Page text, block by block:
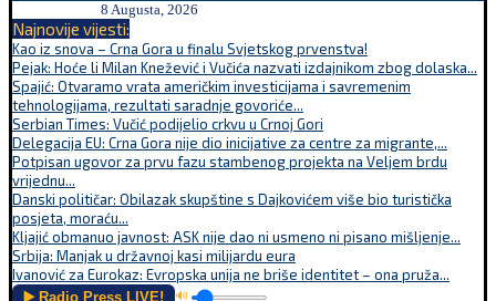
8 Augusta, 2026
Najnovije vijesti:
Kao iz snova – Crna Gora u finalu Svjetskog prvenstva!
Pejak: Hoće li Milan Knežević i Vučića nazvati izdajnikom zbog dolaska...
Spajić: Otvaramo vrata američkim investicijama i savremenim
tehnologijama, rezultati saradnje govoriće...
Serbian Times: Vučić podijelio crkvu u Crnoj Gori
Delegacija EU: Crna Gora nije dio inicijative za centre za migrante,...
Potpisan ugovor za prvu fazu stambenog projekta na Veljem brdu
vrijednu...
Danski političar: Obilazak skupštine s Dajkovićem više bio turistička
posjeta, moraću...
Kljajić obmanuo javnost: ASK nije dao ni usmeno ni pisano mišljenje...
Srbija: Manjak u državnoj kasi milijardu eura
Ivanović za Eurokaz: Evropska unija ne briše identitet – ona pruža...
▶️ Radio Press LIVE! 🔊